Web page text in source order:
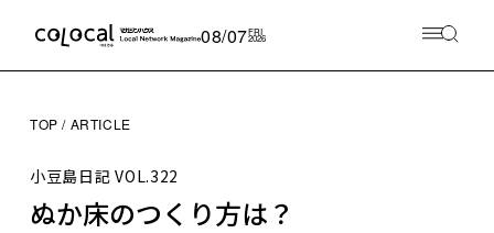
08/07FRI
2026
TOP ARTICLE
小豆島日記VOL.322
ぬか床のつくり方は？